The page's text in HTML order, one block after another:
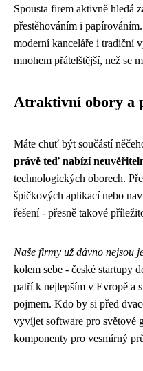
Spousta firem aktivně hledá
přestěhováním i
moderní kanceláře i tradiční
mnohem přátelštější, než se
Atraktivní obory a
Máte chuť být součástí
právě teď nabízí
technologických oborech.
špičkových aplikací nebo
řešení - přesně takové
Naše firmy už dávno nejsou
kolem sebe - české startupy
patří k nejlepším v Evropě a
pojmem. Kdo by si před
vyvíjet software pro světové
komponenty pro vesmírný